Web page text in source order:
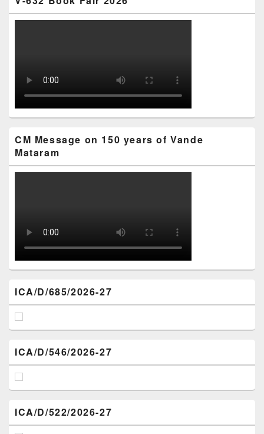
CM Message on 150 years of Vande
Mataram
ICA/D/685/2026-27
ICA/D/546/2026-27
ICA/D/522/2026-27